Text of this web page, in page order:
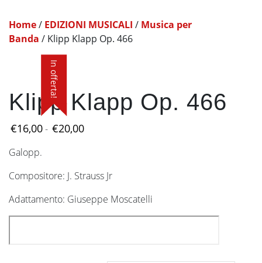
Home/ EDIZIONI MUSICALI / Musica per
Banda / Klipp Klapp Op. 466
In offerta!
Klipp Klapp Op. 466
€16,00- €20,00Fascia
€16,00
a
Galopp.
Compositore: J. Strauss Jr
Adattamento: Giuseppe Moscatelli